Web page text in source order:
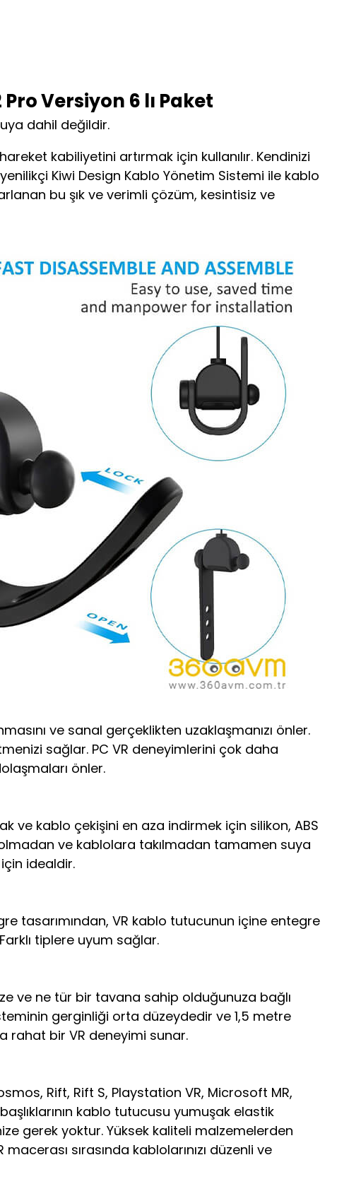
Versiyon 6 lı Paket
dahil değildir.
kabiliyetini artırmak için kullanılır. Kendinizi
Kiwi Design Kablo Yönetim Sistemi ile kablo
bu şık ve verimli çözüm, kesintisiz ve
ve sanal gerçeklikten uzaklaşmanızı önler.
sağlar. PC VR deneyimlerini çok daha
önler.
ve kablo çekişini en aza indirmek için silikon, ABS
ve kablolara takılmadan tamamen suya
için idealdir.
tasarımından, VR kablo tutucunun içine entegre
tiplere uyum sağlar.
ve ne tür bir tavana sahip olduğunuza bağlı
gerginliği orta düzeydedir ve 1,5 metre
rahat bir VR deneyimi sunar.
Rift, Rift S, Playstation VR, Microsoft MR,
kablo tutucusu yumuşak elastik
gerek yoktur. Yüksek kaliteli malzemelerden
sırasında kablolarınızı düzenli ve